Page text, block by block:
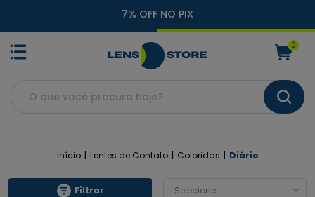
7% OFF NO PIX
0
Início Lentes de Contato Coloridas Diário
Filtrar